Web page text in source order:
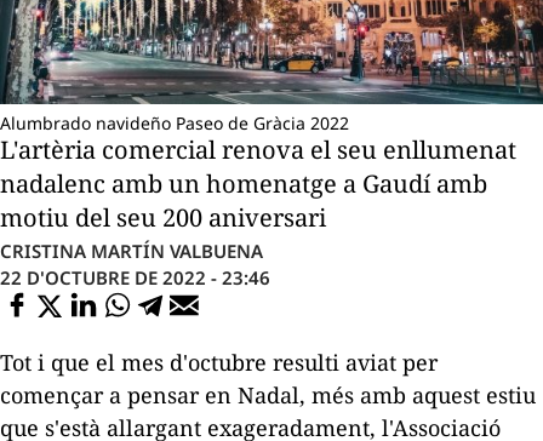
Alumbrado navideño Paseo de Gràcia 2022
L'artèria comercial renova el seu enllumenat
nadalenc amb un homenatge a Gaudí amb
motiu del seu 200 aniversari
CRISTINA MARTÍN VALBUENA
22 D'OCTUBRE DE 2022 - 23:46
Tot i que el mes d'octubre resulti aviat per
començar a pensar en Nadal, més amb aquest estiu
que s'està allargant exageradament, l'Associació